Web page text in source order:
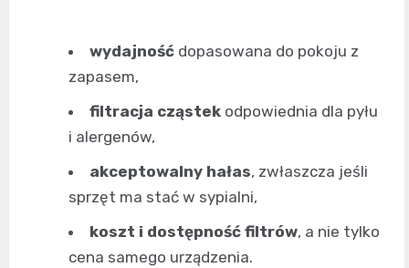
wydajność dopasowana do pokoju z
zapasem,
filtracja cząstek odpowiednia dla pyłu
i alergenów,
akceptowalny hałas, zwłaszcza jeśli
sprzęt ma stać w sypialni,
koszt i dostępność filtrów, a nie tylko
cena samego urządzenia.